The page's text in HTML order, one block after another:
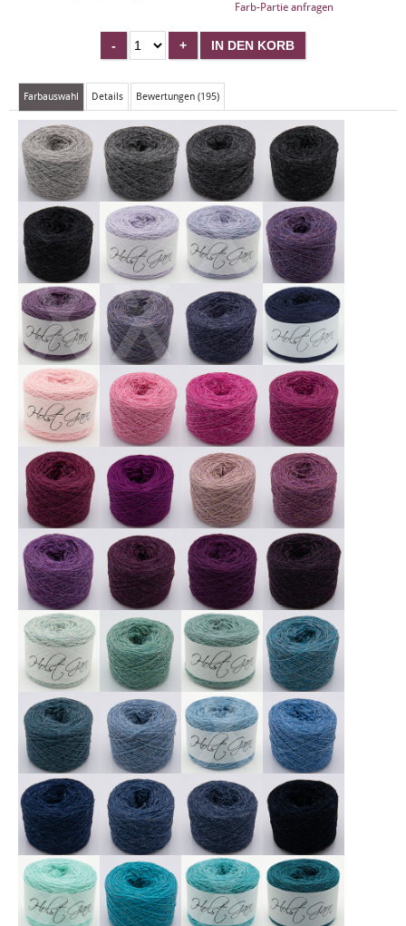
Farb-Partie anfragen
Farbauswahl Details Bewertungen (195)
X
X X
X
X
X